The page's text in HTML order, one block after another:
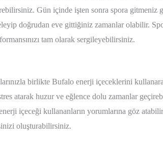
Gün içinde işten sonra spora gitmeniz
doğrudan eve gittiğiniz zamanlar olabilir.
tam olarak sergileyebilirsiniz.
birlikte Bufalo enerji içeceklerini
atarak huzur ve eğlence dolu zamanlar
içeceği kullananların yorumlarına göz
oluşturabilirsiniz.